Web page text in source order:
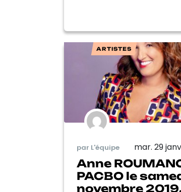
ARTISTES
par L'équipe mar. 29
Anne
PACBO le
novembre